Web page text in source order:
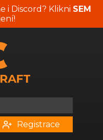
i Discord? Klikni SEM
Registrace